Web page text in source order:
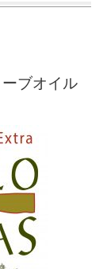
ブオイル